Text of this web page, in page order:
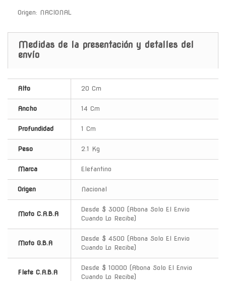
Origen: NACIONAL
Medidas de la presentación y detalles del
envío
Alto 20 Cm
Ancho 14 Cm
Profundidad 1 Cm
Peso 2.1 Kg
Marca Elefantino
Origen Nacional
Moto C.A.B.A
Desde $ 3000 (Abona Solo El Envio
Cuando Lo Recibe)
Moto G.B.A
Desde $ 4500 (Abona Solo El Envio
Cuando Lo Recibe)
Flete C.A.B.A
Desde $ 10000 (Abona Solo El Envio
Cuando Lo Recibe)